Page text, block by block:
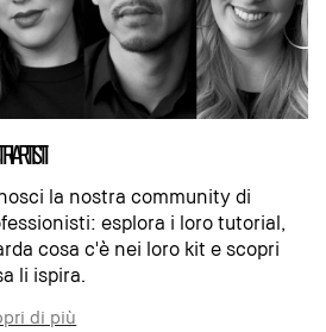
ARTISTI
la nostra community di
esplora i loro tutorial,
cosa c'è nei loro kit e scopri
li ispira.
di più